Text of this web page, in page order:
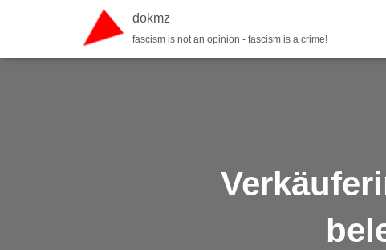
dokmz
fascism is not an opinion - fascism is a crime!